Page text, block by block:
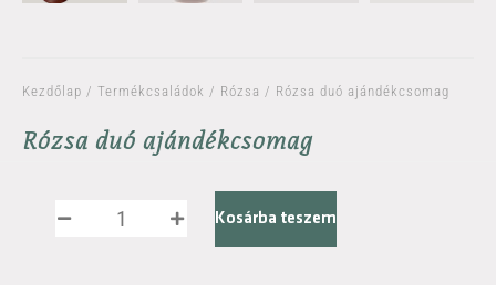
Kezdőlap / Termékcsaládok / Rózsa / Rózsa duó ajándékcsomag
Rózsa duó ajándékcsomag
Kosárba teszem